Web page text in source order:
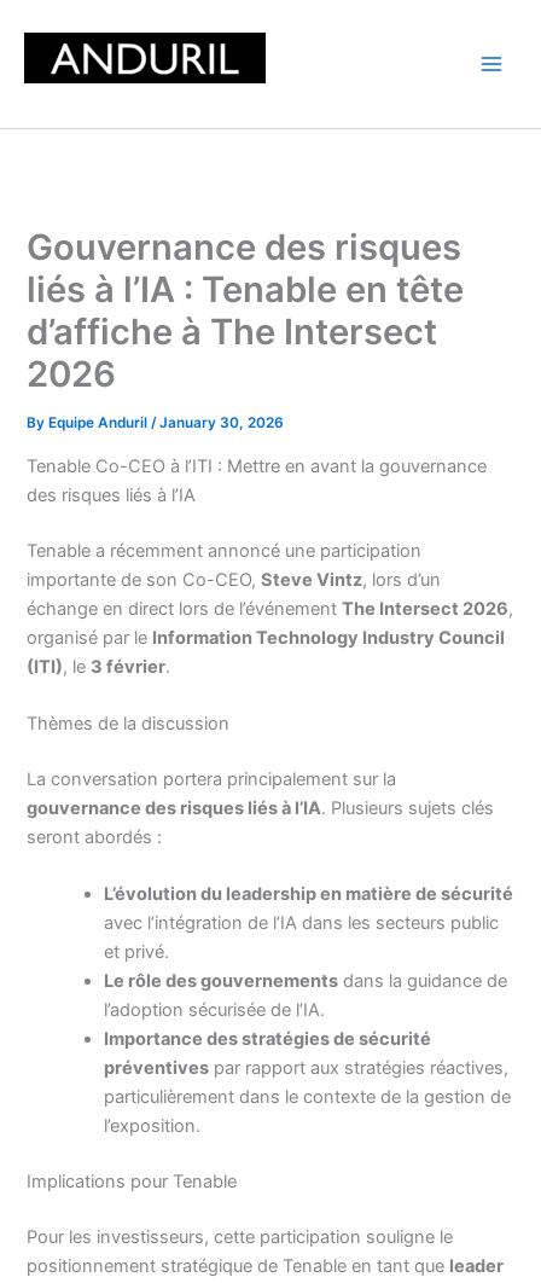
content
Gouvernance des risques
liés à l’IA : Tenable en tête
d’affiche à The Intersect
2026
By Equipe Anduril/January 30, 2026
Tenable Co-CEO à l’ITI : Mettre en avant la gouvernance
des risques liés à l’IA
Tenable a récemment annoncé une participation
importante de son Co-CEO,Steve Vintz, lors d’un
échange en direct lors de l’événementThe Intersect 2026,
organisé par le Information Technology Industry Council
(ITI), le 3 février.
Thèmes de la discussion
La conversation portera principalement sur la
gouvernance des risques liés à l’IA. Plusieurs sujets clés
seront abordés :
L’évolution du leadership en matière de sécurité
avec l’intégration de l’IA dans les secteurs public
et privé.
Le rôle des gouvernements dans la guidance de
l’adoption sécurisée de l’IA.
Importance des stratégies de sécurité
préventives par rapport aux stratégies réactives,
particulièrement dans le contexte de la gestion de
l’exposition.
Implications pour Tenable
Pour les investisseurs, cette participation souligne le
positionnement stratégique de Tenable en tant que leader